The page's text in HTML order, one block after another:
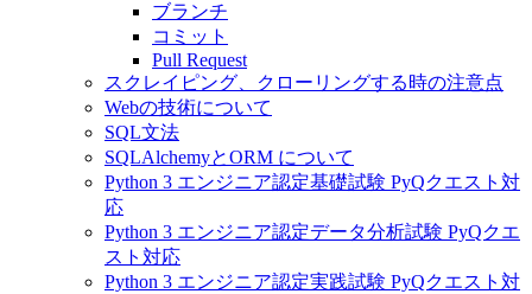
ブランチ
コミット
Pull Request
スクレイピング、クローリングする時の注意点
Webの技術について
SQL文法
SQLAlchemyとORM について
Python 3 エンジニア認定基礎試験 PyQクエスト対
応
Python 3 エンジニア認定データ分析試験 PyQクエ
スト対応
Python 3 エンジニア認定実践試験 PyQクエスト対